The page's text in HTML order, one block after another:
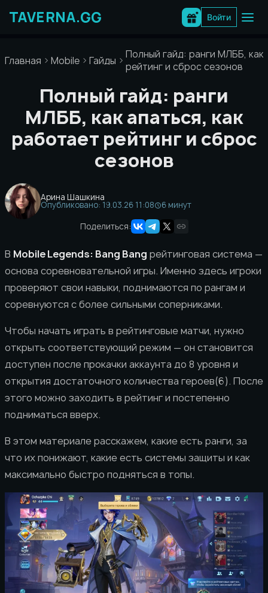
содержимому
Войти
Главная Mobile Гайды
Полный гайд: ранги МЛББ, как
рейтинг и сброс сезонов
Полный гайд: ранги
МЛББ, как апаться, как
работает рейтинг и сброс
сезонов
Арина Шашкина
Опубликовано: 19.03.26 11:08
6 минут
Поделиться:
В Mobile Legends: Bang Bang рейтинговая система —
основа соревновательной игры. Именно здесь игроки
проверяют свои навыки, поднимаются по рангам и
соревнуются с более сильными соперниками.
Чтобы начать играть в рейтинговые матчи, нужно
открыть соответствующий режим — он становится
доступен после прокачки аккаунта до 8 уровня и
открытия достаточного количества героев(6). После
этого можно заходить в рейтинг и постепенно
подниматься вверх.
В этом материале расскажем, какие есть ранги, за
что их понижают, какие есть системы защиты и как
максимально быстро подняться в топы.